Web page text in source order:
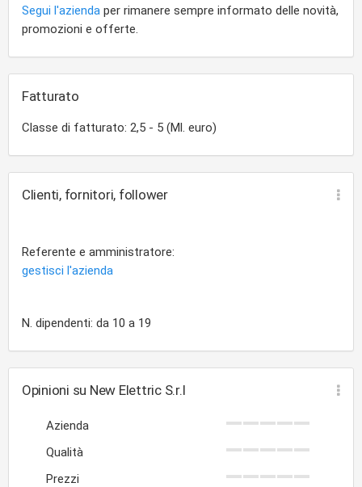
Segui l'azienda per rimanere sempre informato delle novità,
promozioni e offerte.
Fatturato
Classe di fatturato: 2,5 - 5 (Ml. euro)
Clienti, fornitori, follower
Referente e amministratore:
gestisci l'azienda
N. dipendenti: da 10 a 19
Opinioni su New Elettric S.r.l
Azienda
Qualità
Prezzi